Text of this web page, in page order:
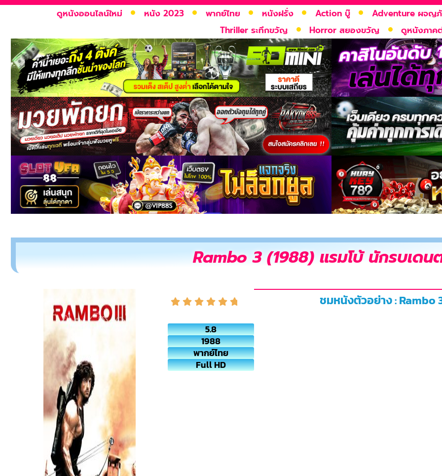
ดูหนังออนไลน์ใหม่ หนัง 2023 พากย์ไทย หนังฝรั่ง Action บู๊ Adventure ผจญ
Thriller ระทึกขวัญ
Horror สยองขวัญ ดูหนังภาค
Rambo 3 (1988) แรมโบ้ นักรบเดน
5.8
1988
พากย์ไทย
Full HD
ชมหนังตัวอย่าง : Rambo